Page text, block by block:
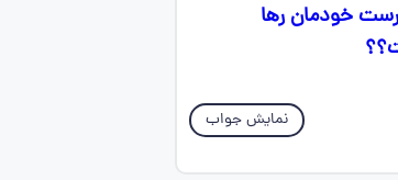
پرست خودمان رها
نمایش جواب